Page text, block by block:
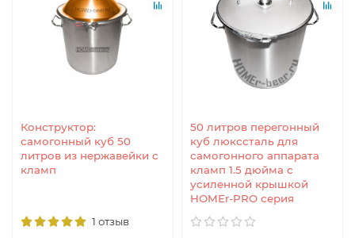
Конструктор:
самогонный куб 50
литров из нержавейки с
кламп
1 отзыв
50 литров перегонный
куб люкссталь для
самогонного аппарата
кламп 1.5 дюйма с
усиленной крышкой
HOMEr-PRO серия